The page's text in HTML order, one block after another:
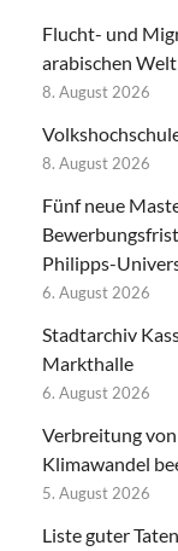
Flucht- und
arabischen
8. August 2026
8. August 2026
Fünf neue
Philipps-
6. August 2026
Stadtarchiv
Markthalle
6. August 2026
Verbreitung
Klimawandel
5. August 2026
Liste guter